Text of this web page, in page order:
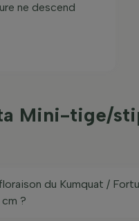
ne descend
Mini-tige/
du Kumquat /
?